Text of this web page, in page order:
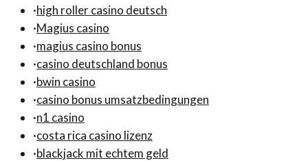
·high roller casino deutsch
·Magius casino
·magius casino bonus
·casino deutschland bonus
·bwin casino
·casino bonus umsatzbedingungen
·n1 casino
·costa rica casino lizenz
·blackjack mit echtem geld